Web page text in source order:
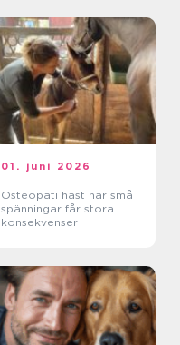
01. juni 2026
Osteopati häst när små
spänningar får stora
konsekvenser